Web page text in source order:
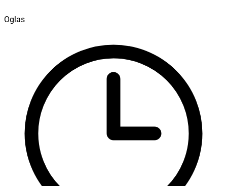
Oglas